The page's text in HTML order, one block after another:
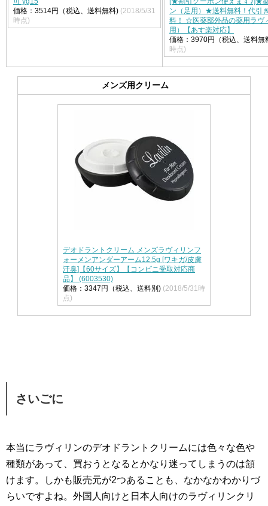
価格：3514円（税込、送料無料) (2018/5/31
時点)
ン（足用）★送料無料！代引
料！ ☆医薬部外品の薬用ラヴ
用）【あす楽対応】
価格：3970円（税込、送料無
時点)
メンズ用クリーム
デオドラントクリーム メンズラヴィリンフ
ォーメンアンダーアーム12.5g [ワキガ/皮膚
汗臭]【60サイズ】【コンビニ受取対応商
品】 (6003530)
価格：3347円（税込、送料別) (2018/5/31時
点)
さいごに
本当にラヴィリンのデオドラントクリームには色々な色や
種類があって、買おうとなるとかなり迷ってしまうのは頷
けます。しかも販売元が2つあることも、なかなかわかりづ
らいですよね。外国人向けと日本人向けのラヴィリンクリ